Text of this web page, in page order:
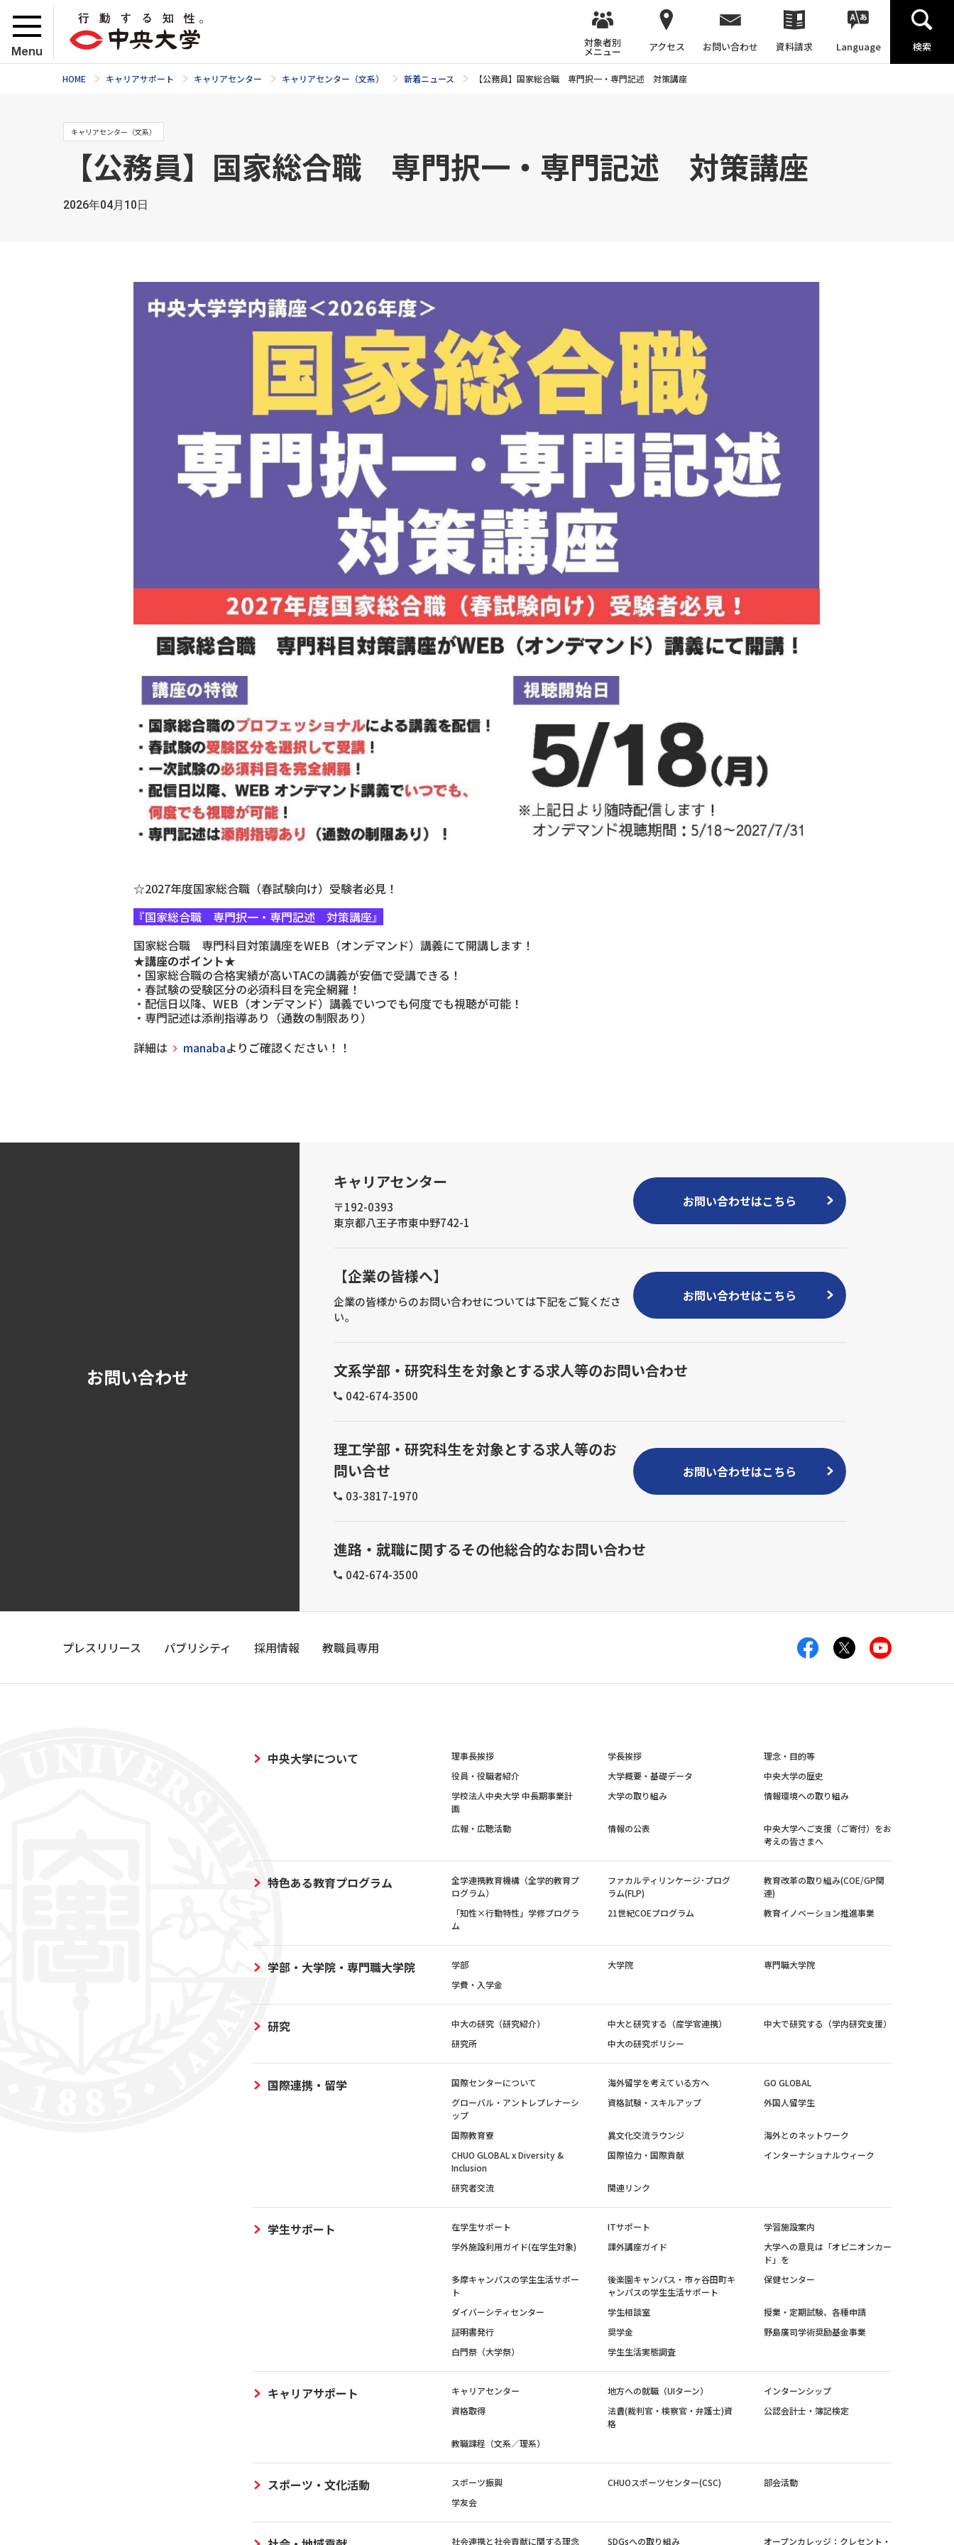
Menu
対象者別
メニュー アクセス お問い合わせ 資料請求 Language 検索
HOME キャリアサポート キャリアセンター キャリアセンター（文系） 新着ニュース 【公務員】国家総合職 専門択一・専門記述 対策講座
キャリアセンター（文系）
【公務員】国家総合職 専門択一・専門記述 対策講座
2026年04月10日
☆2027年度国家総合職（春試験向け）受験者必見！
『国家総合職 専門択一・専門記述 対策講座』
国家総合職 専門科目対策講座をWEB（オンデマンド）講義にて開講します！
★講座のポイント★
・国家総合職の合格実績が高いTACの講義が安価で受講できる！
・春試験の受験区分の必須科目を完全網羅！
・配信日以降、WEB（オンデマンド）講義でいつでも何度でも視聴が可能！
・専門記述は添削指導あり（通数の制限あり）
詳細は
manabaよりご確認ください！！
お問い合わせ
キャリアセンター
〒192-0393
東京都八王子市東中野742-1
お問い合わせはこちら
【企業の皆様へ】
企業の皆様からのお問い合わせについては下記をご覧くださ
い。
お問い合わせはこちら
文系学部・研究科生を対象とする求人等のお問い合わせ
042-674-3500
理工学部・研究科生を対象とする求人等のお
問い合せ
03-3817-1970
お問い合わせはこちら
進路・就職に関するその他総合的なお問い合わせ
042-674-3500
プレスリリース パブリシティ 採用情報 教職員専用
中央大学について 理事長挨拶 学長挨拶
理念・目的等
役員・役職者紹介
大学概要・基礎データ
中央大学の歴史
学校法人中央大学 中長期事業計
画
大学の取り組み 情報環境への取り組み
広報・広聴活動 情報の公表
中央大学へご支援（ご寄付）をお
考えの皆さまへ
特色ある教育プログラム
全学連携教育機構（全学的教育プ
ログラム）
ファカルティリンケージ･プログ
ラム(FLP)
教育改革の取り組み(COE/GP関
連)
「知性×行動特性」学修プログラ
ム
21世紀COEプログラム 教育イノベーション推進事業
学部・大学院・専門職大学院 学部 大学院
専門職大学院
学費・入学金
研究 中大の研究（研究紹介） 中大と研究する（産学官連携）
中大で研究する（学内研究支援）
研究所
中大の研究ポリシー
国際連携・留学 国際センターについて 海外留学を考えている方へ
GO GLOBAL
グローバル・アントレプレナーシ
ップ
資格試験・スキルアップ 外国人留学生
国際教育寮 異文化交流ラウンジ
海外とのネットワーク
CHUO GLOBAL x Diversity &
Inclusion
国際協力・国際貢献 インターナショナルウィーク
研究者交流 関連リンク
学生サポート 在学生サポート ITサポート
学習施設案内
学外施設利用ガイド(在学生対象)
課外講座ガイド
大学への意見は「オピニオンカー
ド」を
多摩キャンパスの学生生活サポー
ト
後楽園キャンパス・市ヶ谷田町キ
ャンパスの学生生活サポート
保健センター
ダイバーシティセンター 学生相談室
授業・定期試験、各種申請
証明書発行
奨学金
野島廣司学術奨励基金事業
白門祭（大学祭）
学生生活実態調査
キャリアサポート キャリアセンター 地方への就職（UIターン）
インターンシップ
資格取得
法曹(裁判官・検察官・弁護士)資
格
公認会計士・簿記検定
教職課程（文系／理系）
スポーツ・文化活動 スポーツ振興 CHUOスポーツセンター(CSC)
部会活動
学友会
社会連携と社会貢献に関する理念 SDGsへの取り組み オープンカレッジ：クレセント・